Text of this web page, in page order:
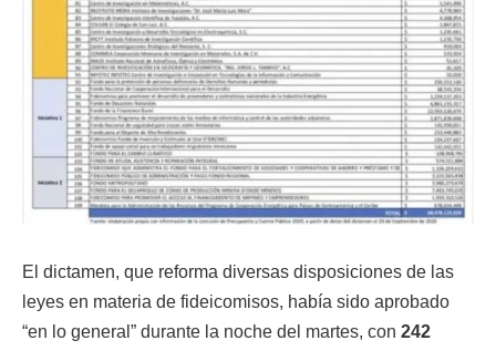
El dictamen, que reforma diversas disposiciones de las
leyes en materia de fideicomisos, había sido aprobado
“en lo general” durante la noche del martes, con 242